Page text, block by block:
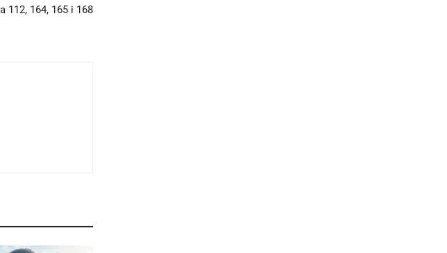
112, 164, 165 i 168